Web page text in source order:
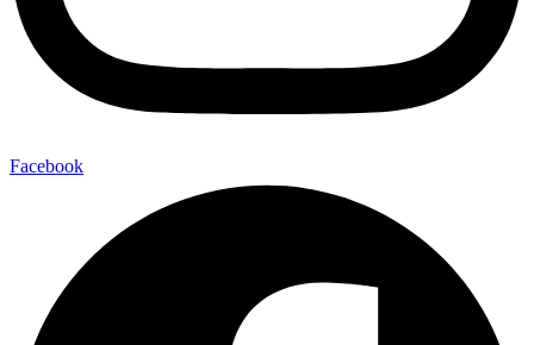
Facebook